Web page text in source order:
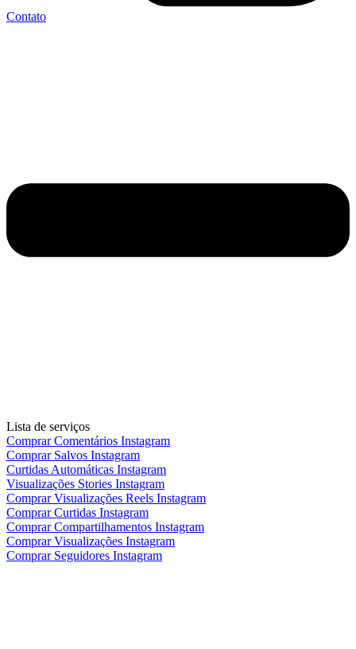
Contato
Lista de serviços
Comprar Comentários Instagram
Comprar Salvos Instagram
Curtidas Automáticas Instagram
Visualizações Stories Instagram
Comprar Visualizações Reels Instagram
Comprar Curtidas Instagram
Comprar Compartilhamentos Instagram
Comprar Visualizações Instagram
Comprar Seguidores Instagram